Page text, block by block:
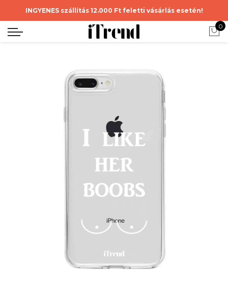
INGYENES szállítás 12.000 Ft feletti vásárlás esetén!
0